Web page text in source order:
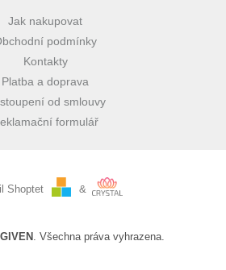
Jak nakupovat
podmínky
Kontakty
Platba a doprava
od smlouvy
formulář
Shoptet &
GIVEN . Všechna práva vyhrazena.